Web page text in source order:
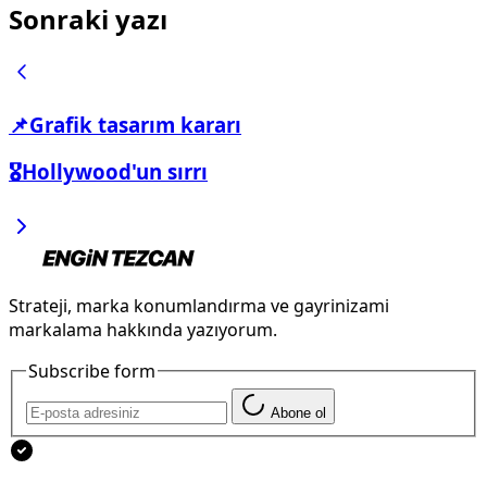
Sonraki yazı
📌Grafik tasarım kararı
🎖️Hollywood'un sırrı
Strateji, marka konumlandırma ve gayrinizami
markalama hakkında yazıyorum.
Subscribe form
Abone ol